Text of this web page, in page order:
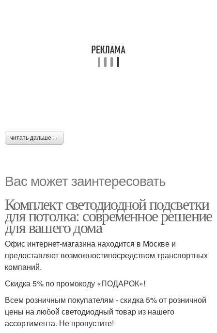
читать дальше →
Вас может заинтересовать
Комплект светодиодной подсветки
для потолка: современное решение
для вашего дома
Офис интернет-магазина находится в Москве и
предоставляет возможностипосредством транспортных
компаний.
Скидка 5% по промокоду «ПОДАРОК»!
Всем розничным покупателям - скидка 5% от розничной
цены на любой светодиодный товар из нашего
ассортимента. Не пропустите!